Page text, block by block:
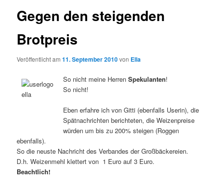
Gegen den steigenden
Brotpreis
Veröffentlicht am11. September 2010von Ella
So nicht meine HerrenSpekulanten!
So nicht!
Eben erfahre ich von Gitti (ebenfalls Userin), die
Spätnachrichten berichteten, die Weizenpreise
würden um bis zu 200% steigen (Roggen
ebenfalls).
So die neuste Nachricht des Verbandes der Großbäckereien.
D.h. Weizenmehl klettert von 1 Euro auf 3 Euro.
Beachtlich!